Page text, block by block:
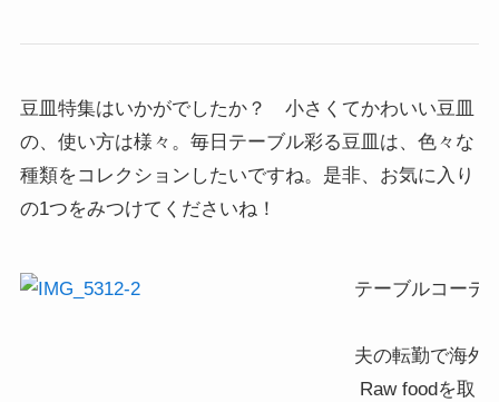
豆皿特集はいかがでしたか？ 小さくてかわいい豆皿
の、使い方は様々。毎日テーブル彩る豆皿は、色々な
種類をコレクションしたいですね。是非、お気に入り
の1つをみつけてくださいね！
テーブルコーデ
夫の転勤で海外
Raw foodを取